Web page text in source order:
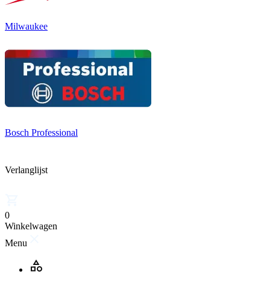
Milwaukee
Bosch Professional
Verlanglijst
0
Winkelwagen
Menu